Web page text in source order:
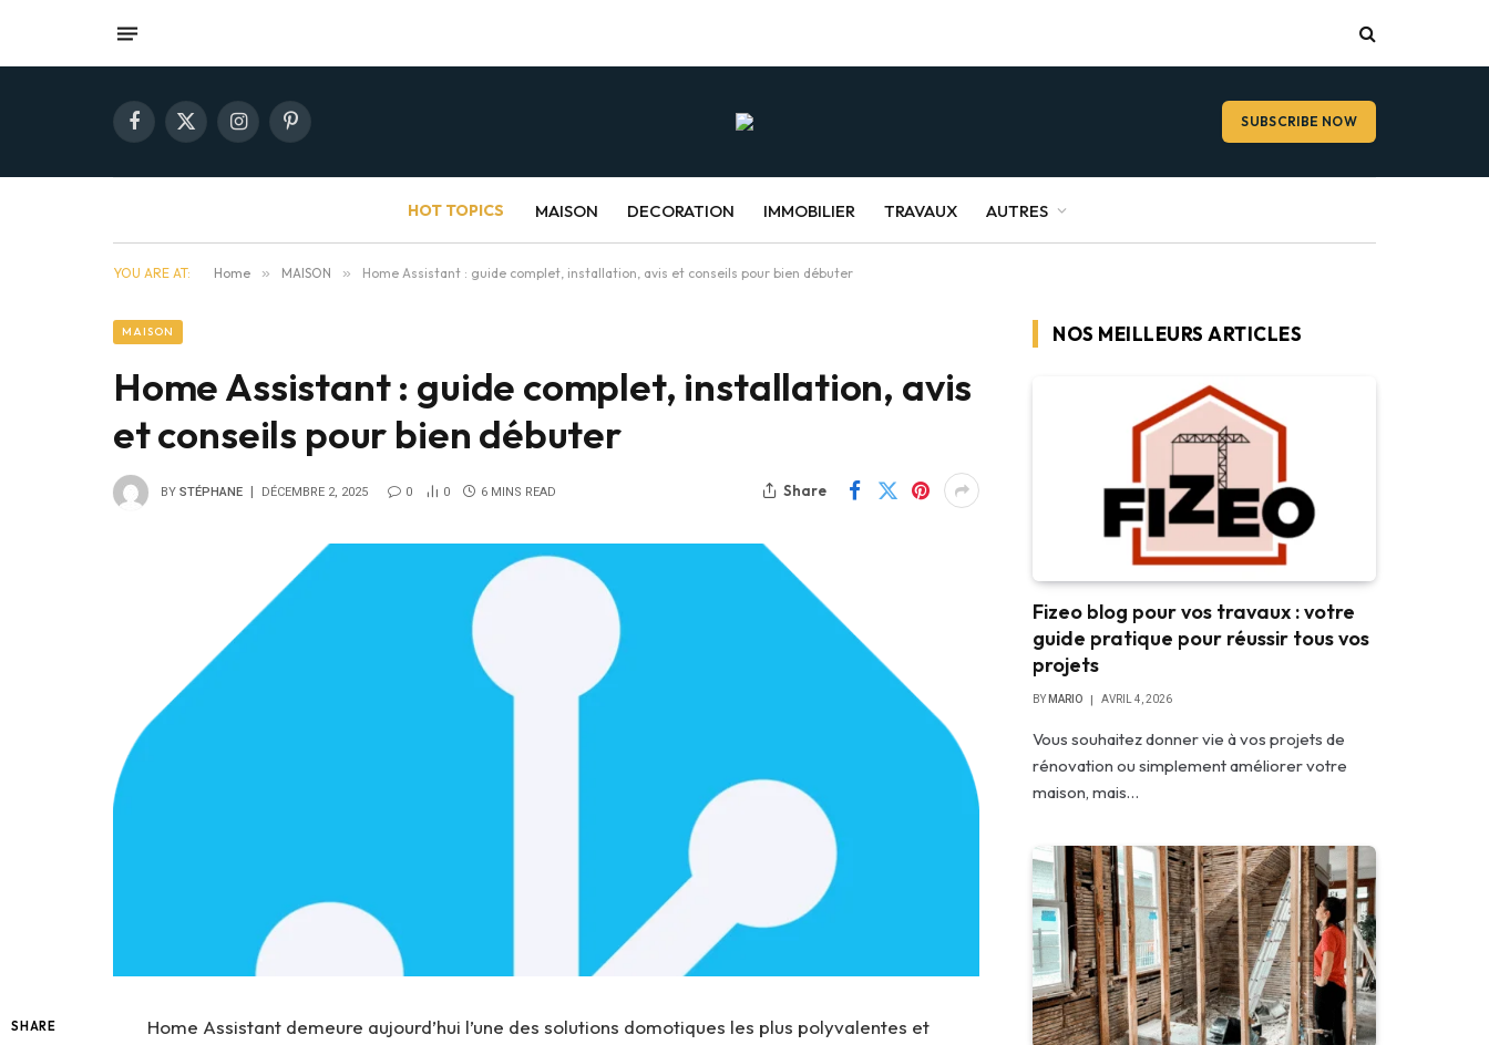
Facebook
X
InstagramPinterest SUBSCRIBE NOW
HOT TOPICS MAISON DECORATION IMMOBILIER TRAVAUX AUTRES
YOU ARE AT: Home » MAISON » Home Assistant : guide complet, installation, avis et conseils pour bien débuter
MAISON
Home Assistant : guide complet, installation, avis
et conseils pour bien débuter
BY STÉPHANE DÉCEMBRE 2, 2025 0 0 6 MINS READ Share
SHARE
Home Assistant demeure aujourd’hui l’une des solutions domotiques les plus polyvalentes et
NOS MEILLEURS ARTICLES
Fizeo blog pour vos travaux : votre
guide pratique pour réussir tous vos
projets
BY MARIO AVRIL 4, 2026
Vous souhaitez donner vie à vos projets de
rénovation ou simplement améliorer votre
maison, mais…